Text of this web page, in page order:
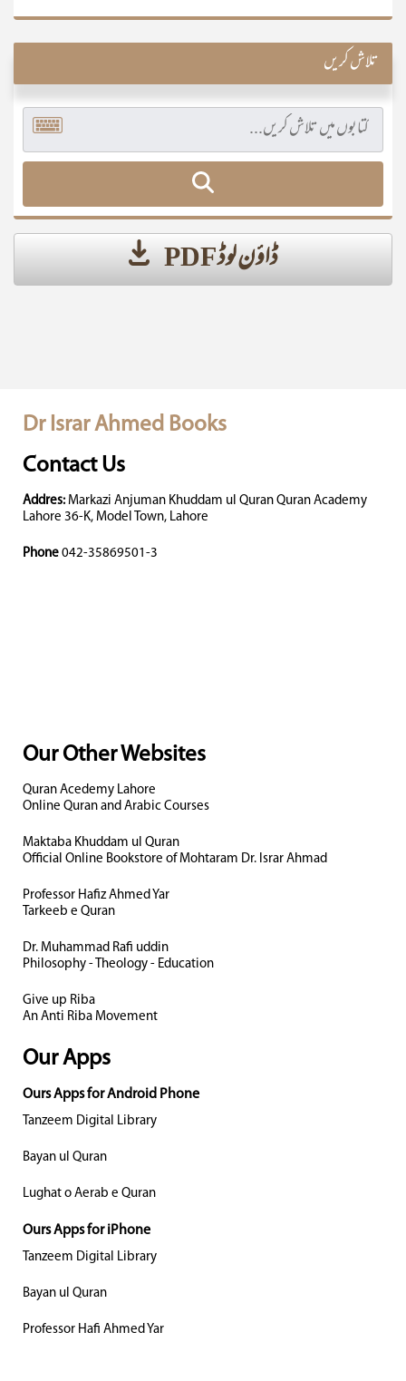
تلاش کریں
ڈاؤن لوڈ PDF
Dr Israr Ahmed Books
Contact Us
Addres: Markazi Anjuman Khuddam ul Quran Quran Academy
Lahore 36-K, Model Town, Lahore
Phone 042-35869501-3
Our Other Websites
Quran Acedemy Lahore
Online Quran and Arabic Courses
Maktaba Khuddam ul Quran
Official Online Bookstore of Mohtaram Dr. Israr Ahmad
Professor Hafiz Ahmed Yar
Tarkeeb e Quran
Dr. Muhammad Rafi uddin
Philosophy - Theology - Education
Give up Riba
An Anti Riba Movement
Our Apps
Ours Apps for Android Phone
Tanzeem Digital Library
Bayan ul Quran
Lughat o Aerab e Quran
Ours Apps for iPhone
Tanzeem Digital Library
Bayan ul Quran
Professor Hafi Ahmed Yar